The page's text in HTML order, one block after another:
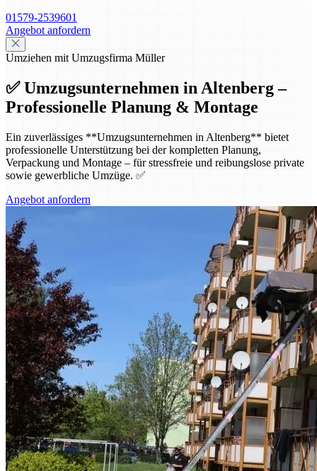
01579-2539601
Angebot anfordern
Umziehen mit Umzugsfirma Müller
✅ Umzugsunternehmen in Altenberg –
Professionelle Planung & Montage
Ein zuverlässiges **Umzugsunternehmen in Altenberg** bietet
professionelle Unterstützung bei der kompletten Planung,
Verpackung und Montage – für stressfreie und reibungslose private
sowie gewerbliche Umzüge. ✅
Angebot anfordern